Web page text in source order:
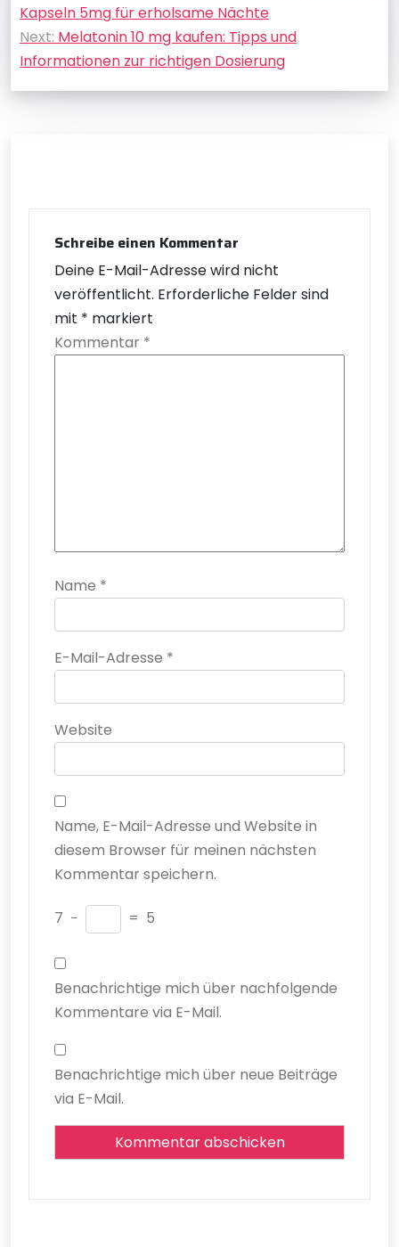
Kapseln 5mg für erholsame Nächte
Next: Melatonin 10 mg kaufen: Tipps und
Informationen zur richtigen Dosierung
Schreibe einen Kommentar
Deine E-Mail-Adresse wird nicht
veröffentlicht. Erforderliche Felder sind
mit * markiert
Kommentar *
Name *
E-Mail-Adresse *
Website
Name, E-Mail-Adresse und Website in
diesem Browser für meinen nächsten
Kommentar speichern.
7 − = 5
Benachrichtige mich über nachfolgende
Kommentare via E-Mail.
Benachrichtige mich über neue Beiträge
via E-Mail.